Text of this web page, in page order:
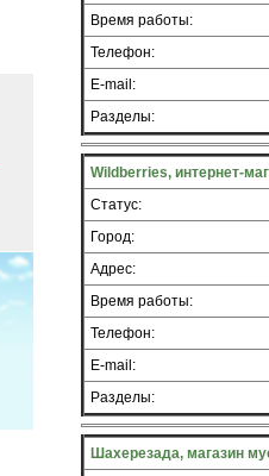
Время работы:
Телефон:
E-mail:
Разделы:
Wildberries, интернет-
Статус:
Город:
Адрес:
Время работы:
Телефон:
E-mail:
Разделы:
Шахерезада, магазин